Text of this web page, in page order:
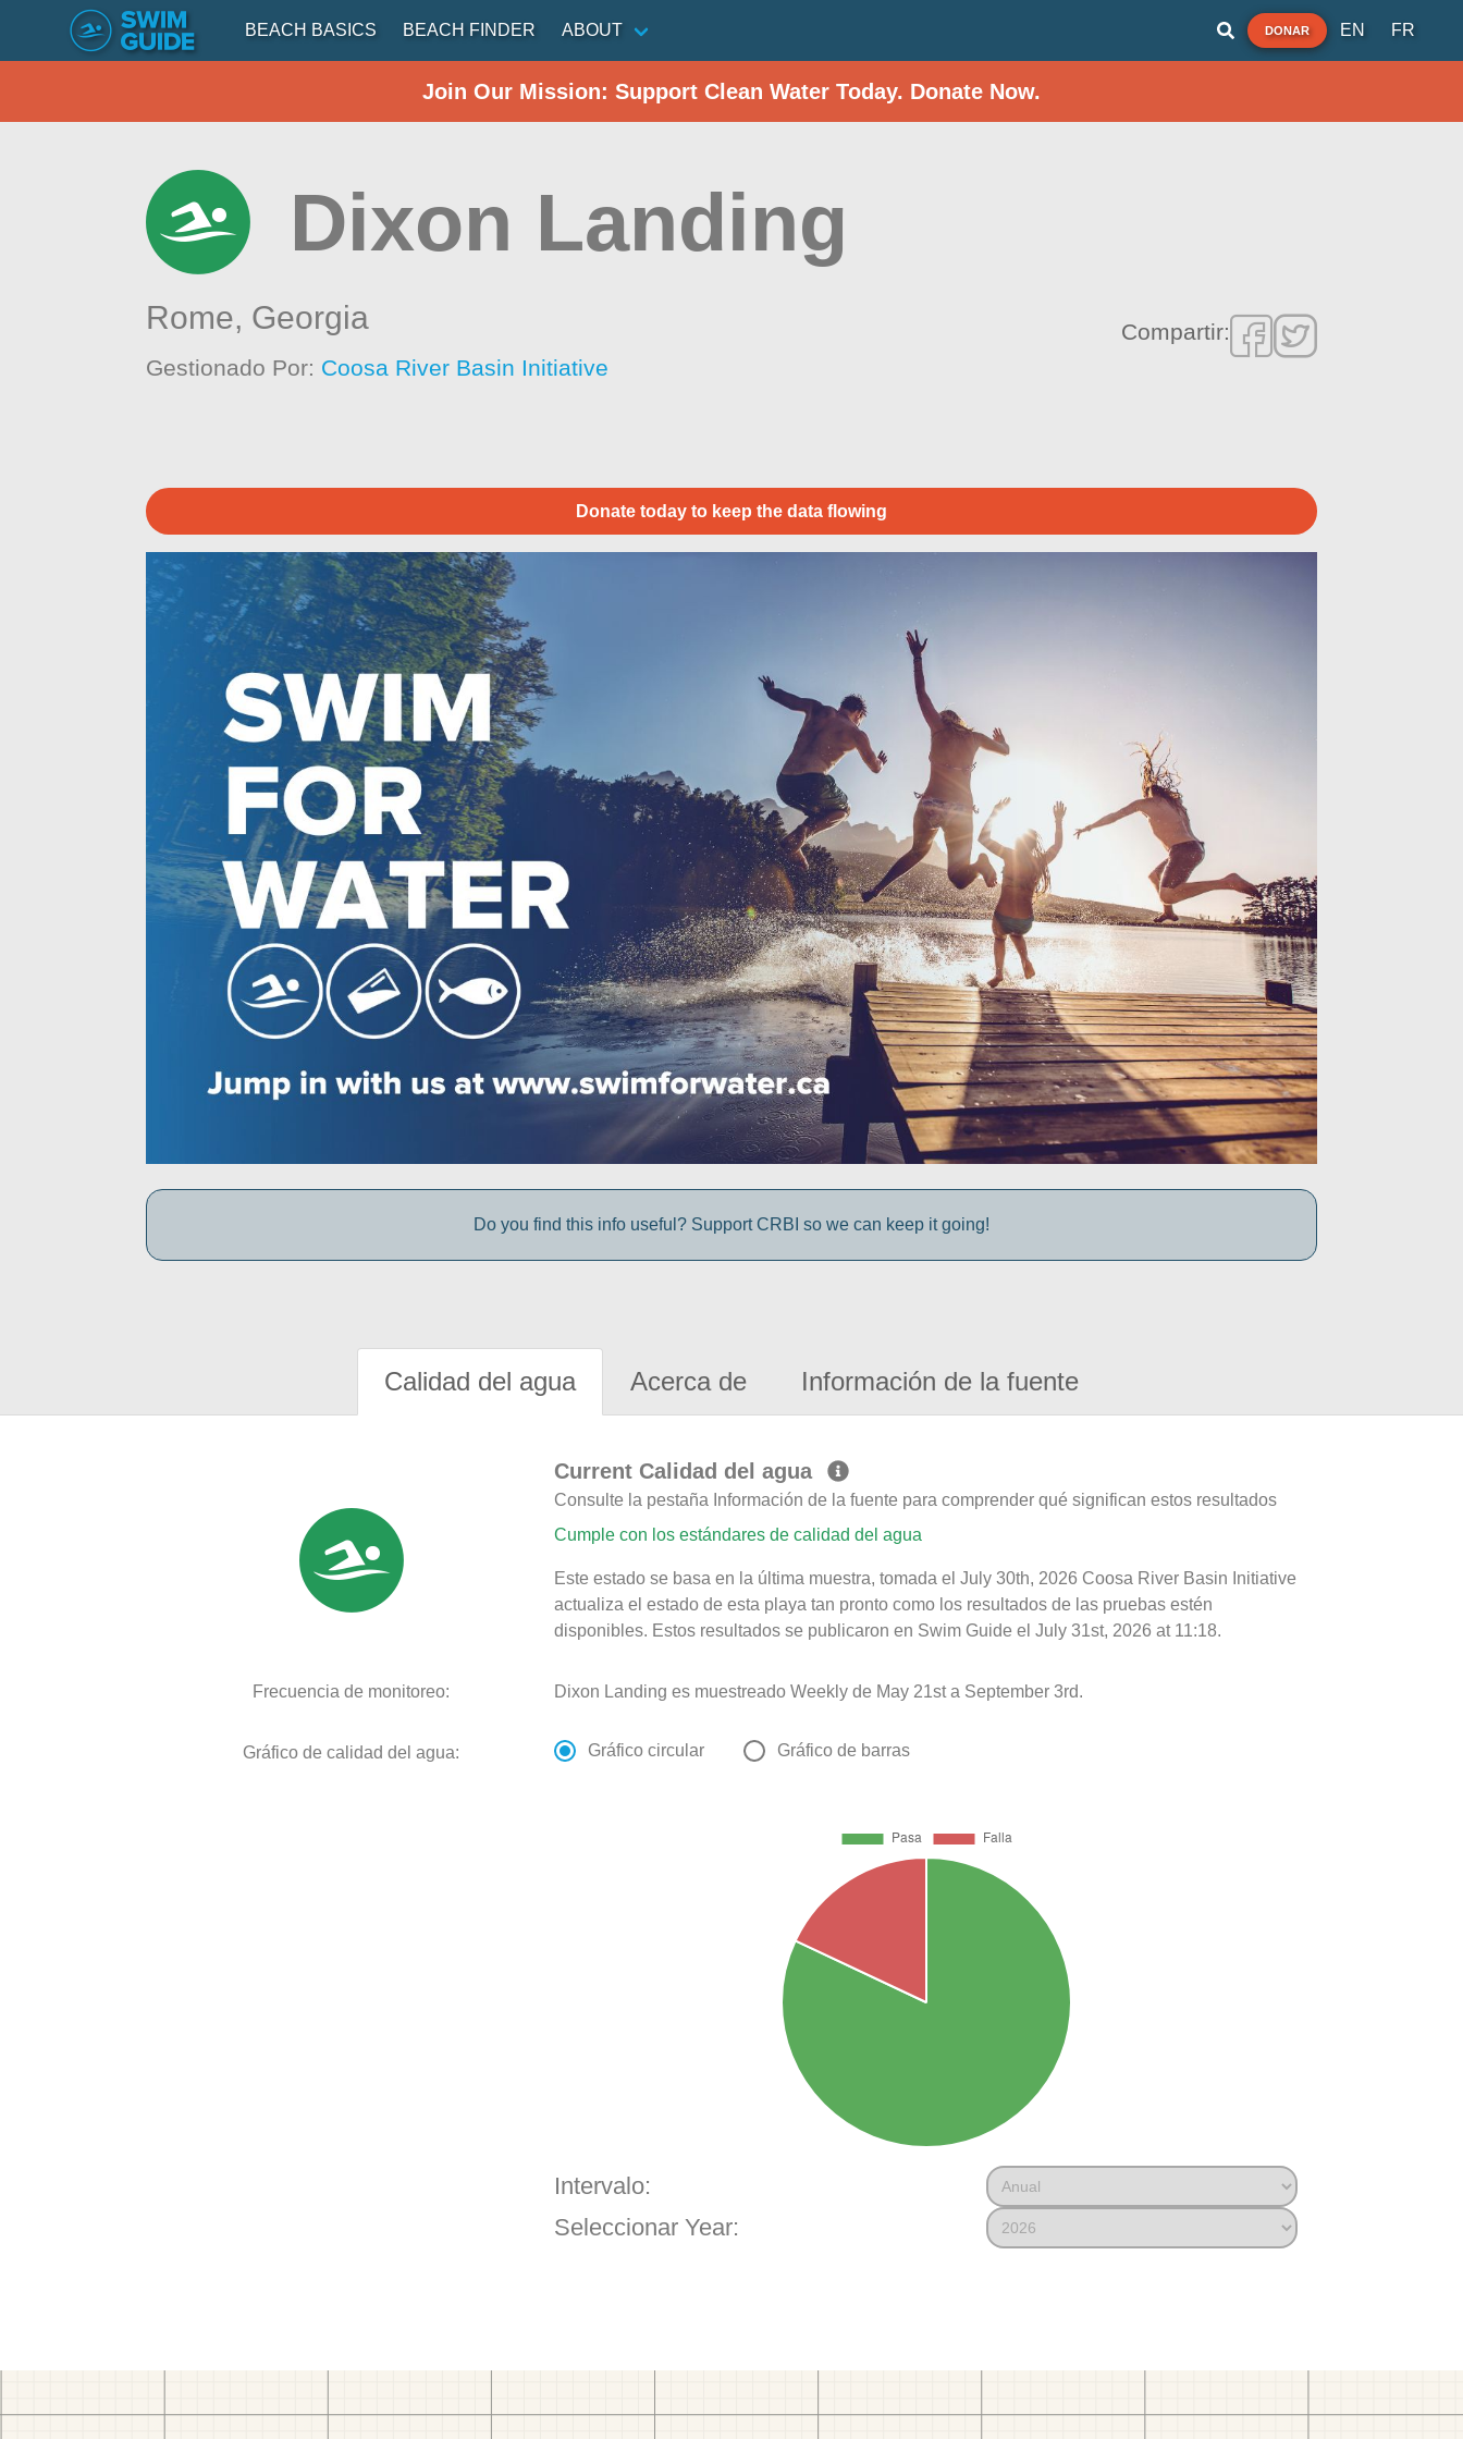
BEACH BASICS BEACH FINDER ABOUT DONAR EN FR
Join Our Mission: Support Clean Water Today. Donate Now.
Dixon Landing
Rome, Georgia
Gestionado Por: Coosa River Basin Initiative
Compartir:
Donate today to keep the data flowing
Do you find this info useful? Support CRBI so we can keep it going!
Calidad del agua Acerca de Información de la fuente
Current Calidad del agua
Consulte la pestaña Información de la fuente para comprender qué significan estos resultados
Cumple con los estándares de calidad del agua
Este estado se basa en la última muestra, tomada el July 30th, 2026 Coosa River Basin Initiative
actualiza el estado de esta playa tan pronto como los resultados de las pruebas estén
disponibles. Estos resultados se publicaron en Swim Guide el July 31st, 2026 at 11:18.
Frecuencia de monitoreo: Dixon Landing es muestreado Weekly de May 21st a September 3rd.
Gráfico de calidad del agua: Gráfico circular Gráfico de barras
Intervalo:
Seleccionar Year: